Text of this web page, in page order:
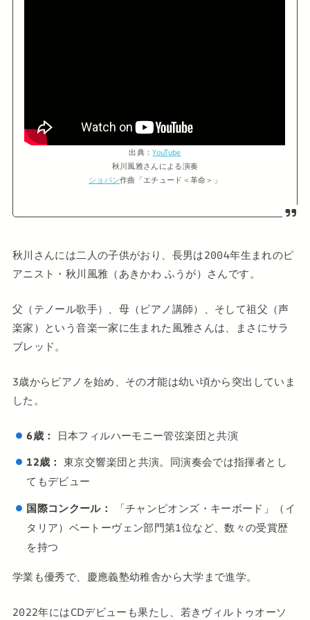
出典：YouTube
秋川風雅さんによる演奏
ショパン作曲「エチュード＜革命＞」
秋川さんには二人の子供がおり、長男は2004年生まれのピ
アニスト・秋川風雅（あきかわ ふうが）さんです。
父（テノール歌手）、母（ピアノ講師）、そして祖父（声
楽家）という音楽一家に生まれた風雅さんは、まさにサラ
ブレッド。
3歳からピアノを始め、その才能は幼い頃から突出していま
した。
6歳：
日本フィルハーモニー管弦楽団と共演
12歳： 東京交響楽団と共演。同演奏会では指揮者とし
てもデビュー
国際コンクール：
「チャンピオンズ・キーボード」（イ
タリア）ベートーヴェン部門第1位など、数々の受賞歴
を持つ
学業も優秀で、慶應義塾幼稚舎から大学まで進学。
2022年にはCDデビューも果たし、若きヴィルトゥオーソ